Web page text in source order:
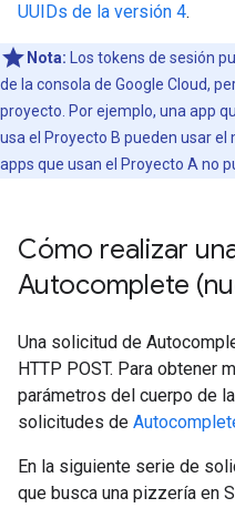
UUIDs de la versión 4.
Nota: Los tokens de sesión
de la consola de Google Cloud,
proyecto. Por ejemplo, una app
usa el Proyecto B pueden usar
apps que usan el Proyecto A no
Cómo realizar
Autocomplete
Una solicitud de
HTTP POST. Para obtener
parámetros del cuerpo de
solicitudes de
En la siguiente serie de
que busca una pizzería en